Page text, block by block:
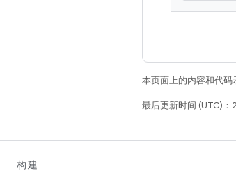
本页面上的内容和代码
最后更新时间 (UTC)
构建